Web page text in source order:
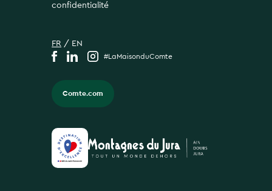
confidentialité
FR / EN
#LaMaisonduComte
Comte.com